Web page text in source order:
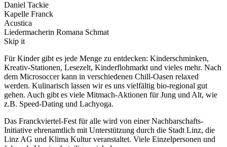
Daniel Tackie
Kapelle Franck
Acustica
Liedermacherin Romana Schmat
Skip it
Für Kinder gibt es jede Menge zu entdecken: Kinderschminken,
Kreativ-Stationen, Lesezelt, Kinderflohmarkt und vieles mehr. Nach
dem Microsoccer kann in verschiedenen Chill-Oasen relaxed
werden. Kulinarisch lassen wir es uns vielfältig bio-regional gut
gehen. Auch gibt es viele Mitmach-Aktionen für Jung und Alt, wie
z.B. Speed-Dating und Lachyoga.
Das Franckviertel-Fest für alle wird von einer Nachbarschafts-
Initiative ehrenamtlich mit Unterstützung durch die Stadt Linz, die
Linz AG und Klima Kultur veranstaltet. Viele Einzelpersonen und